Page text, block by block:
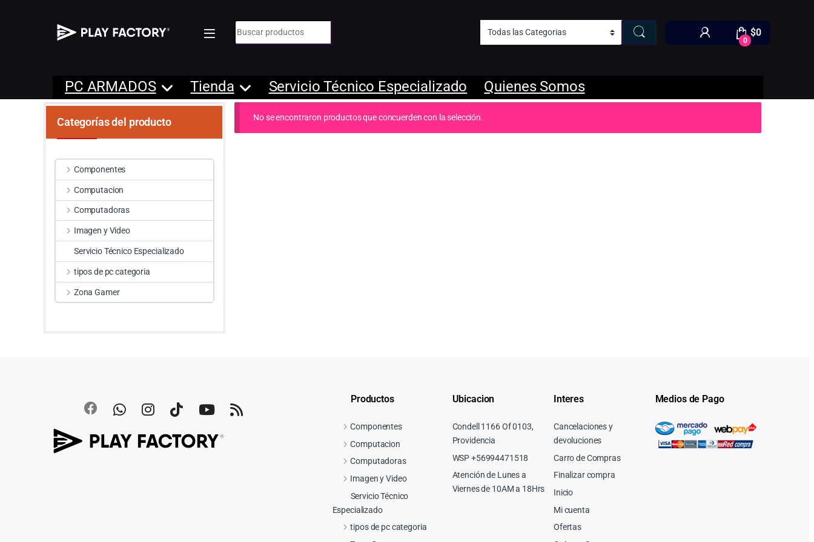
Búsqueda de:
0
$0
PC ARMADOS Tienda Servicio Técnico Especializado Quienes Somos
No se encontraron productos que concuerden con la selección.
Categorías del producto
Componentes
Computacion
Computadoras
Imagen y Video
Servicio Técnico Especializado
tipos de pc categoria
Zona Gamer
Productos
Componentes
Computacion
Computadoras
Imagen y Video
Servicio Técnico
Especializado
tipos de pc categoria
Ubicacion
Condell 1166 Of 0103,
Providencia
WSP +56994471518
Atención de Lunes a
Viernes de 10AM a 18Hrs
Interes
Cancelaciones y
devoluciones
Carro de Compras
Finalizar compra
Inicio
Mi cuenta
Ofertas
Medios de Pago